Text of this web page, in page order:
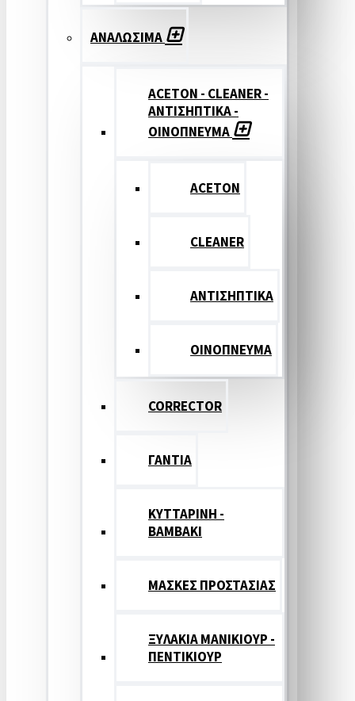
ΑΝΑΛΩΣΙΜΑ
ACETON - CLEANER -
ΑΝΤΙΣΗΠΤΙΚΑ -
ΟΙΝΟΠΝΕΥΜΑ
ACETON
CLEANER
ΑΝΤΙΣΗΠΤΙΚΑ
ΟΙΝΟΠΝΕΥΜΑ
CORRECTOR
ΓΑΝΤΙΑ
ΚΥΤΤΑΡΙΝΗ -
ΒΑΜΒΑΚΙ
ΜΑΣΚΕΣ ΠΡΟΣΤΑΣΙΑΣ
ΞΥΛΑΚΙΑ ΜΑΝΙΚΙΟΥΡ -
ΠΕΝΤΙΚΙΟΥΡ